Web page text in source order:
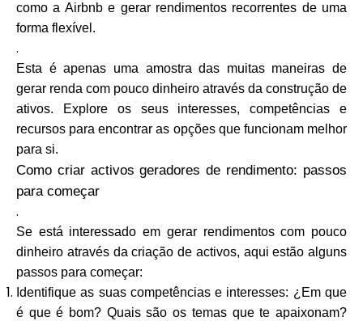
como a Airbnb e gerar rendimentos recorrentes de uma
forma flexível.
.
Esta é apenas uma amostra das muitas maneiras de
gerar renda com pouco dinheiro através da construção de
ativos. Explore os seus interesses, competências e
recursos para encontrar as opções que funcionam melhor
para si.
Como criar activos geradores de rendimento: passos
para começar
.
Se está interessado em gerar rendimentos com pouco
dinheiro através da criação de activos, aqui estão alguns
passos para começar:
Identifique as suas competências e interesses: ¿Em que
é que é bom? Quais são os temas que te apaixonam?